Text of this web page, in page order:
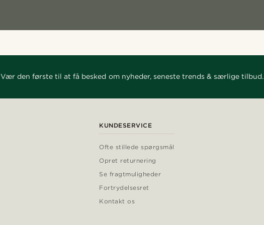
Vær den første til at få besked om nyheder, seneste trends & særlige tilbud.
KUNDESERVICE
Ofte stillede spørgsmål
Opret returnering
Se fragtmuligheder
Fortrydelsesret
Kontakt os